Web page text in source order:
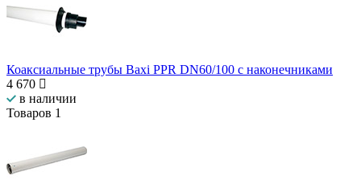
Коаксиальные трубы Baxi PPR DN60/100 с наконечниками
4 670
в наличии
Товаров 1